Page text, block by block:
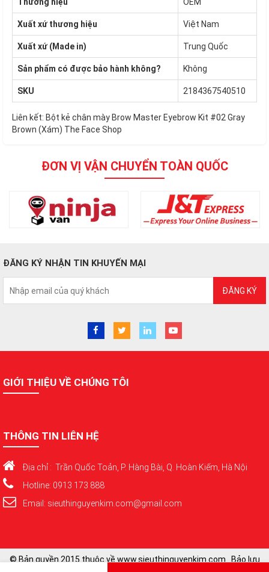
Thương hiệu OEM
Xuất xứ thương hiệu Việt Nam
Xuất xứ (Made in) Trung Quốc
Sản phẩm có được bảo hành không? Không
SKU 2184367540510
Liên kết: Bột kẻ chân mày Brow Master Eyebrow Kit #02 Gray
Brown (Xám) The Face Shop
ĐƠN VỊ VẬN CHUYỂN TOÀN QUỐC
ĐĂNG KÝ NHẬN TIN KHUYẾN MẠI
ĐĂNG KÝ
GIỚI THIỆU VỀ CHÚNG TÔI
THÔNG TIN LIÊN HỆ
Địa chỉ : Trần Quốc Toản, P. Hàng Bài, Q. Hoàn Kiếm, Hà Nội
Hotline: 0913 173 888
Email: sieuthinguyenkim.com@gmail.com
© Bản quyền 2015 thuộc về www.sieuthinguyenkim.com . Bảo lưu